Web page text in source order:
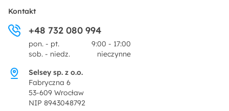
Dekoracje i akcesoria
Promocje
Zwroty
Pytania i odpowiedzi
O nas
Centrum prasowe
Regulamin
Kontakt
+48 732 080 994
pon. - pt.
9:00 - 17:00
sob. - niedz.
nieczynne
Selsey sp. z o.o.
Fabryczna 6
53-609 Wrocław
NIP 8943048792